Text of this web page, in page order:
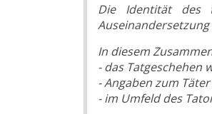
Die Identität des
In diesem
- das Tatgeschehen
- Angaben zum
- im Umfeld des